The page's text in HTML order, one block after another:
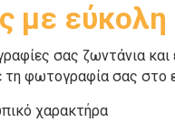
με εύκολη
σας ζωντάνια και
φωτογραφία σας στο
χαρακτήρα